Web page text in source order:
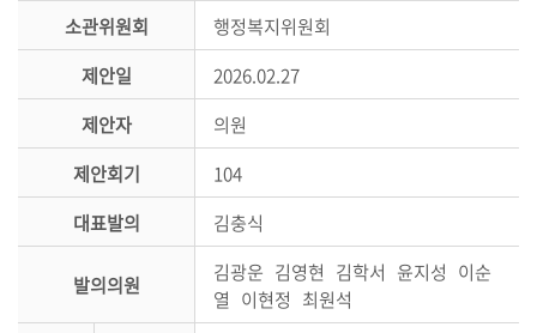
민
여
통
당
소관위원회
행정복지위원회
제안일
2026.02.27
제안자
의원
제안회기
104
대표발의
김충식
발의의원
김광운 김영현 김학서 윤지성 이순
열 이현정 최원석